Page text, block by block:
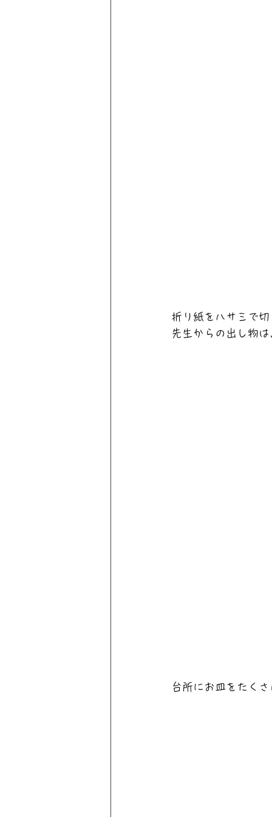
折り紙をハサミで
先生からの出し物
台所にお皿をたく